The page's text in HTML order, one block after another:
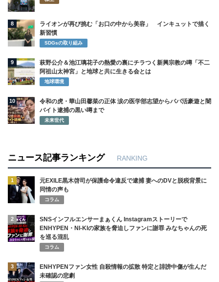
8
ライオンが再び挑む「お口の中から美容」 インキュットで描く
新習慣
SDGsの取り組み
9
萩野公介＆池江璃花子の熱愛の裏にチラつく新興宗教の噂「不二
阿祖山太神宮」と地球と共に生きる会とは
地球環境
10
令和の虎・華山田馨菜の正体 涙の医学部志望からパパ活豪遊と闇
バイト逮捕の黒い噂まで
未来世代
ニュース記事ランキング RANKING
1
元EXILE黒木啓司が保護命令違反で逮捕 妻へのDVと脱税背景に
同情の声も
コラム
2
SNSインフルエンサーまぁくん Instagramストーリーで
ENHYPEN・NI-KIの家族を脅迫しファンに謝罪 みなちゃんの死
を巡る混乱
コラム
3
ENHYPENファン女性 自殺情報の拡散 特定と誹謗中傷が生んだ
未確認の悲劇